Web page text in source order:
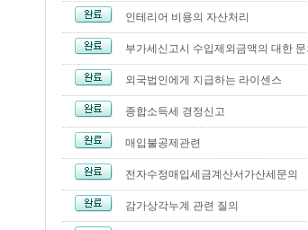
인테리어 비용의 자산처리
부가세신고시 수입제외금액의 대한 문
외국법인에게 지급하는 라이센스
종합소득세 경정신고
매입불공제관련
전자수정매입세금계산서가산세문의
감가상각누계 관련 질의